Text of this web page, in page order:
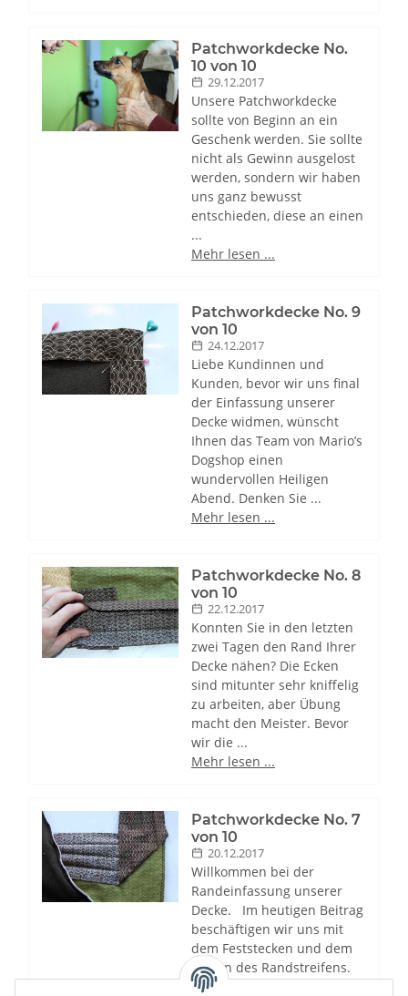
Patchworkdecke No.
10 von 10
29.12.2017
Unsere Patchworkdecke
sollte von Beginn an ein
Geschenk werden. Sie sollte
nicht als Gewinn ausgelost
werden, sondern wir haben
uns ganz bewusst
entschieden, diese an einen
...
Mehr lesen ...
Patchworkdecke No. 9
von 10
24.12.2017
Liebe Kundinnen und
Kunden, bevor wir uns final
der Einfassung unserer
Decke widmen, wünscht
Ihnen das Team von Mario’s
Dogshop einen
wundervollen Heiligen
Abend. Denken Sie ...
Mehr lesen ...
Patchworkdecke No. 8
von 10
22.12.2017
Konnten Sie in den letzten
zwei Tagen den Rand Ihrer
Decke nähen? Die Ecken
sind mitunter sehr kniffelig
zu arbeiten, aber Übung
macht den Meister. Bevor
wir die ...
Mehr lesen ...
Patchworkdecke No. 7
von 10
20.12.2017
Willkommen bei der
Randeinfassung unserer
Decke. Im heutigen Beitrag
beschäftigen wir uns mit
dem Feststecken und dem
Nähen des Randstreifens.
Beginnen Sie wahllos an ...